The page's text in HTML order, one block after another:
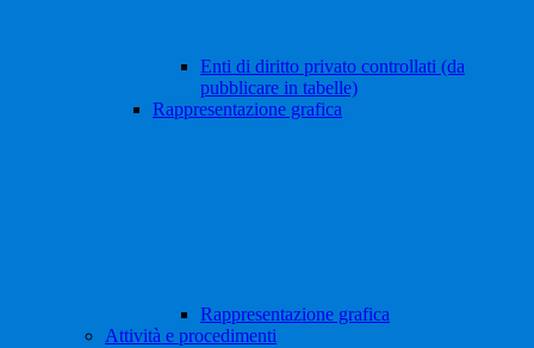
Enti di diritto privato controllati (da
pubblicare in tabelle)
Rappresentazione grafica
Rappresentazione grafica
Attività e procedimenti